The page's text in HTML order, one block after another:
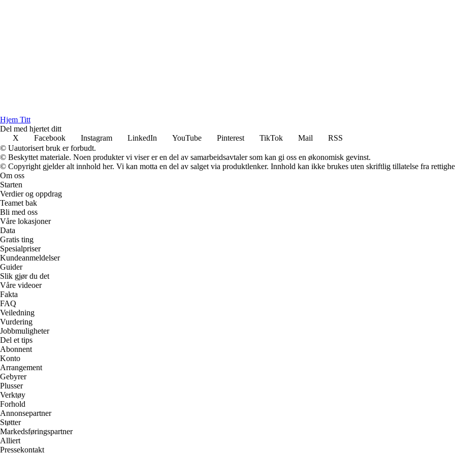
Hjem Titt
Del med hjertet ditt
X
Facebook Instagram LinkedIn YouTube Pinterest TikTok Mail
RSS
© Uautorisert bruk er forbudt.
© Beskyttet materiale. Noen produkter vi viser er en del av samarbeidsavtaler som kan gi oss en økonomisk gevinst.
© Copyright gjelder alt innhold her. Vi kan motta en del av salget via produktlenker. Innhold kan ikke brukes uten skriftlig tillatelse fra
Om oss
Starten
Verdier og oppdrag
Teamet bak
Bli med oss
Våre lokasjoner
Data
Gratis ting
Spesialpriser
Kundeanmeldelser
Guider
Slik gjør du det
Våre videoer
Fakta
FAQ
Veiledning
Vurdering
Jobbmuligheter
Del et tips
Abonnent
Konto
Arrangement
Gebyrer
Plusser
Verktøy
Forhold
Annonsepartner
Støtter
Markedsføringspartner
Alliert
Pressekontakt